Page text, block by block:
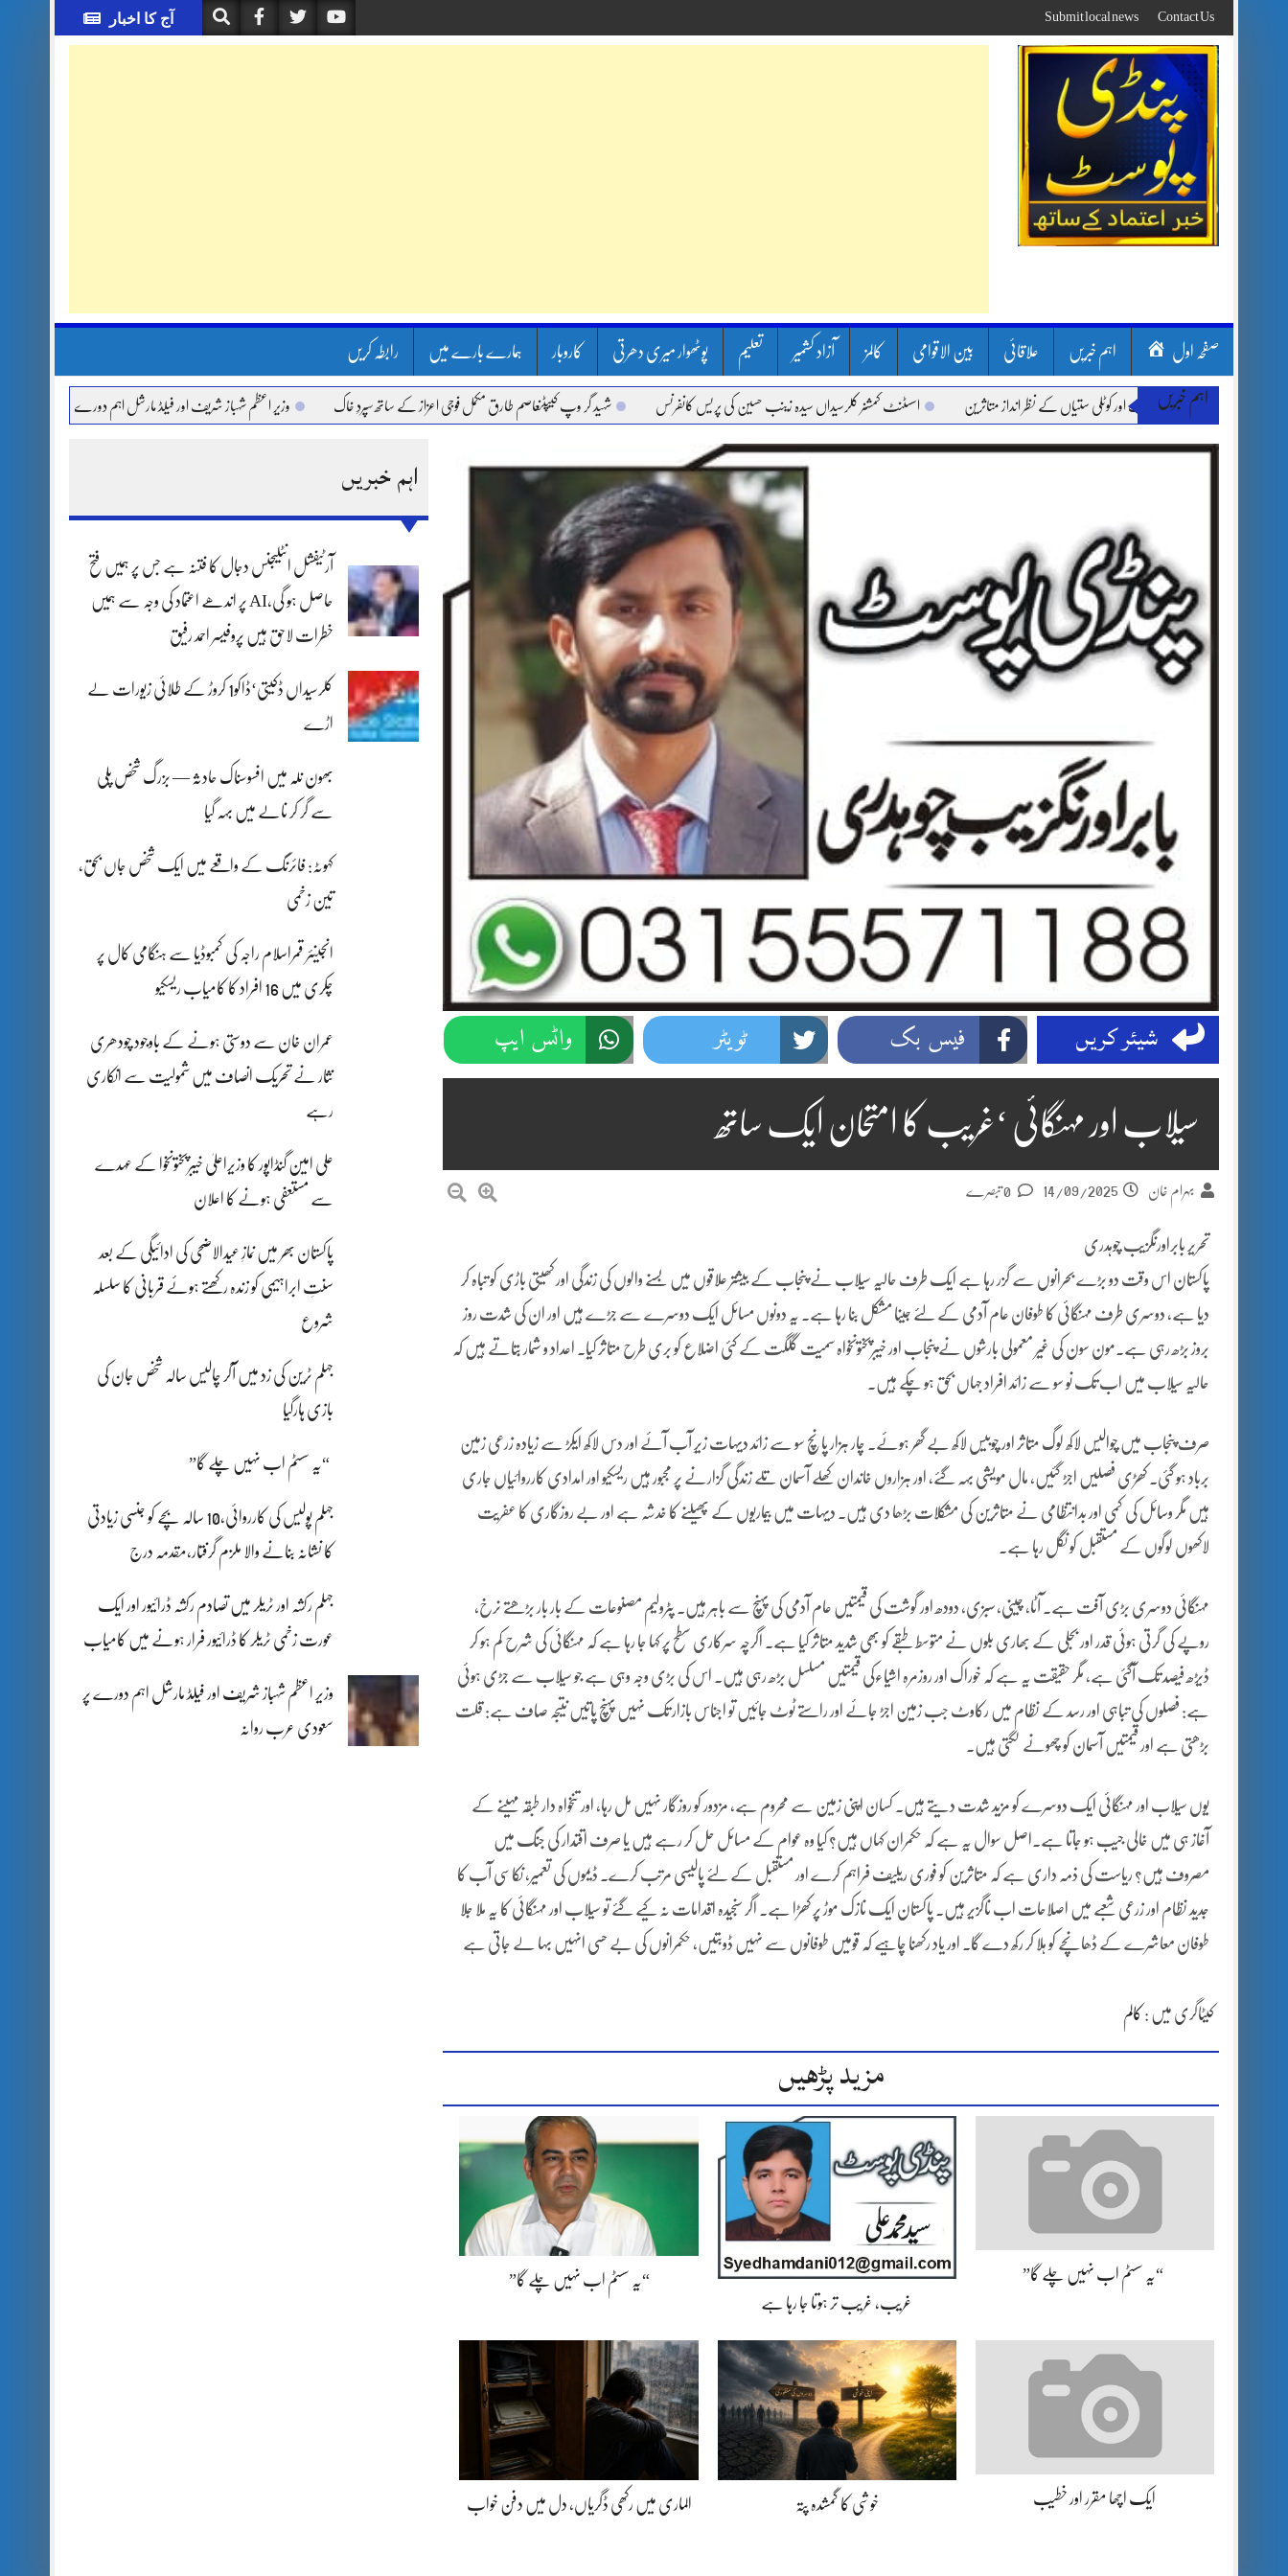
to
content
آج کا اخبار Contact Us
Submit local news
صفحہ اول اہم خبریں علاقائی بین الاقوامی کالمز آزاد کشمیر تعلیم پوٹھوار میری دھرتی کاروبار ہمارے بارے میں رابطہ کریں
اہم خبریں
بارشیں، لینڈ سلائیڈنگ اور کوٹلی ستیاں کے نظر انداز متاثرین اسسٹنٹ کمشنر کلرسیداں سیدہ زینب حسین کی پریس کانفرنس شہید گر وپ کیپٹنعاصم طارق مکمل فوجی اعزاز کے ساتھ سپردِ خاک وزیر اعظم شہباز شریف اور فیلڈ مارشل اہم دورے پر سعودی عرب روانہ
اہم خبریں
آرٹیفشل انٹلیجنس دجال کا فتنہ ہے جس پر ہمیں فتح
حاصل ہو گی،AI پر اندھے اعتماد کی وجہ سے ہمیں
خطرات لاحق ہیں پروفیسر احمد رفیق
کلرسیداں ڈکیتی‘ڈاکو1 کروڑ کے طلائی زیورات لے
اڑے
بھون نلہ میں افسوسناک حادثہ — بزرگ شخص پلی
سے گر کر نالے میں بہہ گیا
کہوٹہ: فائرنگ کے واقعے میں ایک شخص جاں بحق،
تین زخمی
انجینئر قمراسلام راجہ کی کمبوڈیا سے ہنگامی کال پر
چکری میں 16 افراد کا کامیاب ریسکیو
عمران خان سے دوستی ہونے کے باوجود چودھری
نثار نے تحریک انصاف میں شمولیت سے انکاری
رہے
علی امین گنڈاپور کا وزیراعلیٰ خیبرپختونخوا کے عہدے
سے مستعفی ہونے کا اعلان
پاکستان بھر میں نمازِ عیدالاضحی کی ادائیگی کے بعد
سنتِ ابراہیمی کو زندہ رکھتے ہوئے قربانی کا سلسلہ
شروع
جہلم ٹرین کی زد میں آکر چالیس سالہ شخص جان کی
بازی ہارگیا
“یہ سسٹم اب نہیں چلے گا”
جہلم پولیس کی کارروائی،10 سالہ بچے کو جنسی زیادتی
کا نشانہ بنانے والا ملزم گرفتار،مقدمہ درج
جہلم رکشہ اور ٹریلر میں تصادم رکشہ ڈرائیور اور ایک
عورت زخمی ٹریلر کا ڈرائیور فرار ہونے میں کامیاب
وزیر اعظم شہباز شریف اور فیلڈ مارشل اہم دورے پر
سعودی عرب روانہ
شیئر کریں فیس بک ٹویٹر واٹس ایپ
سیلاب اور مہنگائی ‘غریب کا امتحان ایک ساتھ
بہرام خان 14/09/2025
تحریر بابراورنگزیب چوہدری
پاکستان اس وقت دو بڑے بحرانوں سے گزر رہا ہے ایک طرف حالیہ سیلاب نے پنجاب کے بیشتر علاقوں میں بسنے والوں کی زندگی اور کھیتی باڑی کو تباہ کر
دیا ہے، دوسری طرف مہنگائی کا طوفان عام آدمی کے لئے جینا مشکل بنا رہا ہے۔ یہ دونوں مسائل ایک دوسرے سے جڑے ہیں اور ان کی شدت روز
بروز بڑھ رہی ہے۔مون سون کی غیر معمولی بارشوں نے پنجاب اور خیبرپختونخواہ سمیت گلگت کے کئی اضلاع کو بری طرح متاثر کیا۔ اعداد و شمار بتاتے ہیں کہ
حالیہ سیلاب میں اب تک نو سو سے زائد افراد جہاں بحق ہو چکے ہیں۔
صرف پنجاب میں چوالیس لاکھ لوگ متاثر اور چوبیس لاکھ بے گھر ہوئے۔ چار ہزار پانچ سو سے زائد دیہات زیرِ آب آئے اور دس لاکھ ایکڑ سے زیادہ زرعی زمین
برباد ہو گئی۔ کھڑی فصلیں اجڑ گئیں، مال مویشی بہہ گئے، اور ہزاروں خاندان کھلے آسمان تلے زندگی گزارنے پر مجبور ہیں ریسکیو اور امدادی کارروائیاں جاری
ہیں مگر وسائل کی کمی اور بدانتظامی نے متاثرین کی مشکلات بڑھا دی ہیں۔ دیہات میں بیماریوں کے پھیلنے کا خدشہ ہے اور بے روزگاری کا عفریت
لاکھوں لوگوں کے مستقبل کو نگل رہا ہے۔
مہنگائی دوسری بڑی آفت ہے۔ آٹا، چینی، سبزی، دودھ اور گوشت کی قیمتیں عام آدمی کی پہنچ سے باہر ہیں۔ پٹرولیم مصنوعات کے بار بار بڑھتے نرخ،
روپے کی گرتی ہوئی قدر اور بجلی کے بھاری بلوں نے متوسط طبقے کو بھی شدید متاثر کیا ہے۔ اگرچہ سرکاری سطح پر کہا جا رہا ہے کہ مہنگائی کی شرح کم ہو کر
ڈیڑھ فیصد تک آگئی ہے، مگر حقیقت یہ ہے کہ خوراک اور روزمرہ اشیاءکی قیمتیں مسلسل بڑھ رہی ہیں۔ اس کی بڑی وجہ وہی ہے جو سیلاب سے جڑی ہوئی
ہے: فصلوں کی تباہی اور رسد کے نظام میں رکاوٹ جب زمین اجڑ جائے اور راستے ٹوٹ جائیں تو اجناس بازار تک نہیں پہنچ پاتیں نتیجہ صاف ہے: قلت
بڑھتی ہے اور قیمتیں آسمان کو چھونے لگتی ہیں۔
یوں سیلاب اور مہنگائی ایک دوسرے کو مزید شدت دیتے ہیں۔ کسان اپنی زمین سے محروم ہے، مزدور کو روزگار نہیں مل رہا، اور تنخواہ دار طبقہ مہینے کے
آغاز ہی میں خالی جیب ہو جاتا ہے۔اصل سوال یہ ہے کہ حکمران کہاں ہیں؟ کیا وہ عوام کے مسائل حل کر رہے ہیں یا صرف اقتدار کی جنگ میں
مصروف ہیں؟ ریاست کی ذمہ داری ہے کہ متاثرین کو فوری ریلیف فراہم کرے اور مستقبل کے لئے پالیسی مرتب کرے۔ ڈیموں کی تعمیر، نکاسی آب کا
جدید نظام اور زرعی شعبے میں اصلاحات اب ناگزیر ہیں۔ پاکستان ایک نازک موڑ پر کھڑا ہے۔ اگر سنجیدہ اقدامات نہ کیے گئے تو سیلاب اور مہنگائی کا یہ ملا جلا
طوفان معاشرے کے ڈھانچے کو ہلا کر رکھ دے گا۔ اور یاد رکھنا چاہیے کہ قومیں طوفانوں سے نہیں ڈوبتیں، حکمرانوں کی بے حسی انہیں بہا لے جاتی ہے
کیٹاگری میں : کالم
مزید پڑھیں
“یہ سسٹم اب نہیں چلے گا”
غریب، غریب تر ہوتا جا رہا ہے
“یہ سسٹم اب نہیں چلے گا”
ایک اچھا مقرر اور خطیب خوشی کا گمشدہ پتہ الماری میں رکھی ڈگریاں، دل میں دفن خواب